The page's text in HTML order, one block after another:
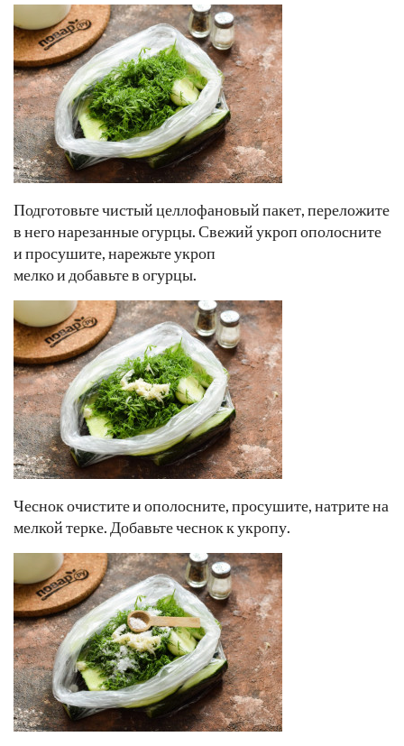
Подготовьте чистый целлофановый пакет, переложите
в него нарезанные огурцы. Свежий укроп ополосните
и просушите, нарежьте укроп
мелко и добавьте в огурцы.
Чеснок очистите и ополосните, просушите, натрите на
мелкой терке. Добавьте чеснок к укропу.